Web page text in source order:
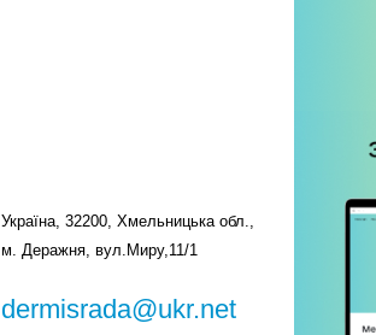
Україна, 32200, Хмельницька обл.,
м. Деражня, вул.Миру,11/1
dermisrada@ukr.net